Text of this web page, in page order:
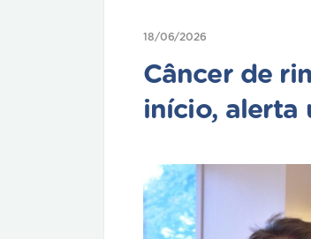
18/06/2026
Câncer de
início, alerta